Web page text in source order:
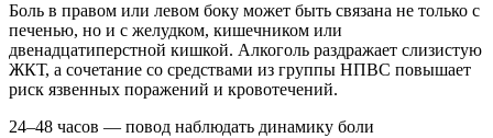
Боль в правом или левом боку может быть связана не только с
печенью, но и с желудком, кишечником или
двенадцатиперстной кишкой. Алкоголь раздражает слизистую
ЖКТ, а сочетание со средствами из группы НПВС повышает
риск язвенных поражений и кровотечений.
24–48 часов — повод наблюдать динамику боли